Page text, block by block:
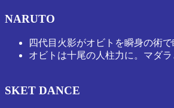
NARUTO
四代目火影がオビトを瞬身の術
オビトは十尾の人柱力に。マダ
SKET DANCE